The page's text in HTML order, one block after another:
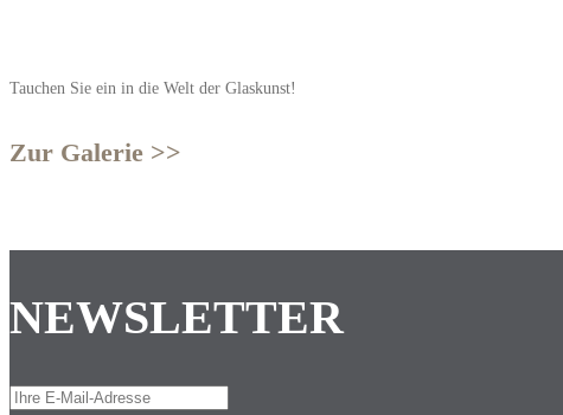
Tauchen Sie ein in die Welt der Glaskunst!
Zur Galerie >>
NEWSLETTER